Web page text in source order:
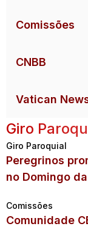
Comissões
CNBB
Vatican
Giro
Giro Paroquial
Peregrinos
no Domingo
Comissões
Comunidade